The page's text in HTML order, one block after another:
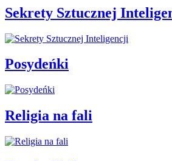
Sekrety Sztucznej
Posydeńki
Religia na fali